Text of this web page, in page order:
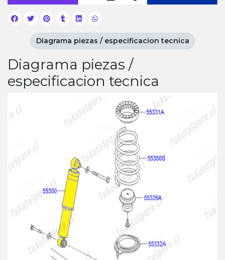
Diagrama piezas /
especificacion tecnica
Diagrama piezas / especificacion tecnica